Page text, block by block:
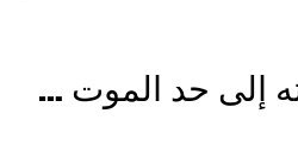
إلى حد الموت …